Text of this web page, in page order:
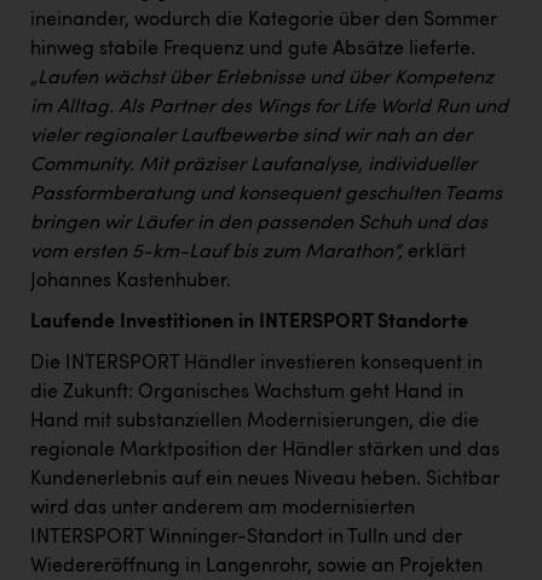
Wirtschaftskammer OÖ Energiehandel
Dopgas
kunden basics
kontakt
ineinander, wodurch die Kategorie über den Sommer
hinweg stabile Frequenz und gute Absätze lieferte.
„Laufen wächst über Erlebnisse und über Kompetenz
im Alltag. Als Partner des Wings for Life World Run und
vieler regionaler Laufbewerbe sind wir nah an der
Community. Mit präziser Laufanalyse, individueller
Passformberatung und konsequent geschulten Teams
bringen wir Läufer in den passenden Schuh und das
vom ersten 5-km-Lauf bis zum Marathon“, erklärt
Johannes Kastenhuber.
Laufende Investitionen in INTERSPORT Standorte
Die INTERSPORT Händler investieren konsequent in
die Zukunft: Organisches Wachstum geht Hand in
Hand mit substanziellen Modernisierungen, die die
regionale Marktposition der Händler stärken und das
Kundenerlebnis auf ein neues Niveau heben. Sichtbar
wird das unter anderem am modernisierten
INTERSPORT Winninger-Standort in Tulln und der
Wiedereröffnung in Langenrohr, sowie an Projekten